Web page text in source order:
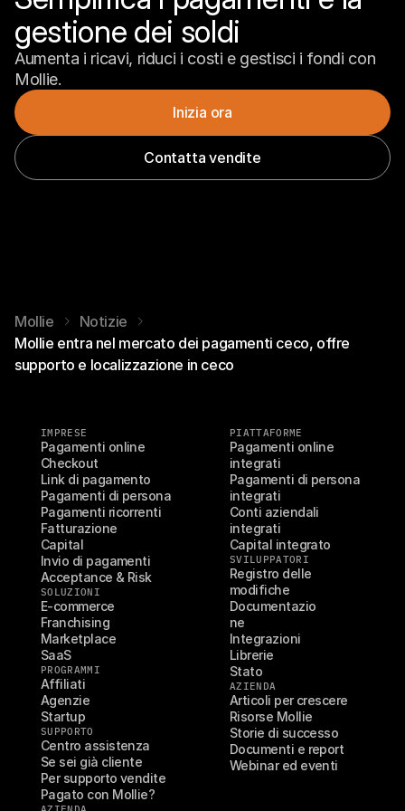
gestione dei soldi
Aumenta i ricavi, riduci i costi e gestisci i fondi con
Mollie.
Inizia ora
Contatta vendite
Mollie
Notizie
Mollie entra nel mercato dei pagamenti ceco, offre
supporto e localizzazione in ceco
IMPRESE
Pagamenti online
Checkout
Link di pagamento
Pagamenti di persona
Pagamenti ricorrenti
Fatturazione
Capital
Invio di pagamenti
Acceptance & Risk
SOLUZIONI
E-commerce
Franchising
Marketplace
SaaS
PROGRAMMI
Affiliati
Agenzie
Startup
SUPPORTO
Centro assistenza
Se sei già cliente
Per supporto vendite
Pagato con Mollie?
PIATTAFORME
Pagamenti online
integrati
Pagamenti di persona
integrati
Conti aziendali
integrati
Capital integrato
SVILUPPATORI
Registro delle
modifiche
Documentazio
ne
Integrazioni
Librerie
Stato
AZIENDA
Articoli per crescere
Risorse Mollie
Storie di successo
Documenti e report
Webinar ed eventi